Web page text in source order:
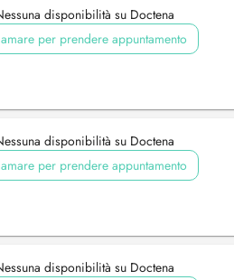
disponibilità su Doctena
per prendere appuntamento
disponibilità su Doctena
per prendere appuntamento
disponibilità su Doctena